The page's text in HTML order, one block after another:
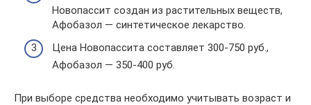
Новопассит создан из растительных веществ,
Афобазол — синтетическое лекарство.
Цена Новопассита составляет 300-750 руб.,
Афобазол — 350-400 руб.
При выборе средства необходимо учитывать возраст и